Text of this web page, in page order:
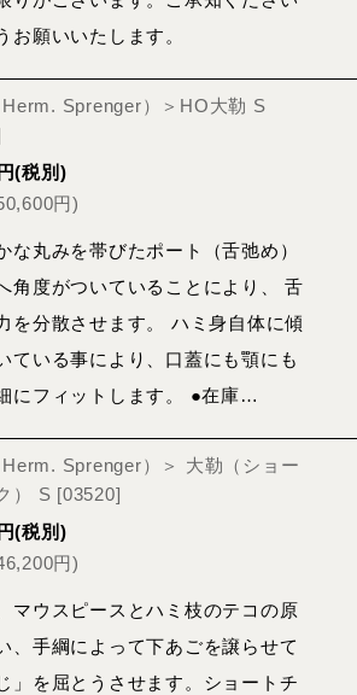
お願いいたします。
Herm. Sprenger）＞HO大勒 S
円(税別)
円)
な丸みを帯びたポート（舌弛め）
角度がついていることにより、 舌
を分散させます。 ハミ身自体に傾
ている事により、口蓋にも顎にも
にフィットします。 ●在庫…
Herm. Sprenger）＞ 大勒（ショー
） S [03520]
円(税別)
円)
マウスピースとハミ枝のテコの原
、手綱によって下あごを譲らせて
」を屈とうさせます。ショートチ